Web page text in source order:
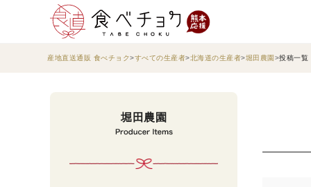
産地直送通販 食べチョク すべての生産者 北海道の生産者 堀田農園 投稿一覧
堀田農園